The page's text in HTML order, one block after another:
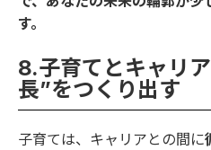
す。
8.子育てとキャリ
長”をつくり出す
子育ては、キャリアとの間に